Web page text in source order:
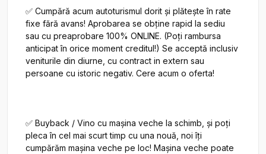
✅ Cumpără acum autoturismul dorit și plătește în rate
fixe fără avans! Aprobarea se obține rapid la sediu
sau cu preaprobare 100% ONLINE. (Poți rambursa
anticipat în orice moment creditul!) Se acceptă inclusiv
veniturile din diurne, cu contract in extern sau
persoane cu istoric negativ. Cere acum o oferta!
✅ Buyback / Vino cu mașina veche la schimb, și poți
pleca în cel mai scurt timp cu una nouă, noi îți
cumpărăm mașina veche pe loc! Mașina veche poate